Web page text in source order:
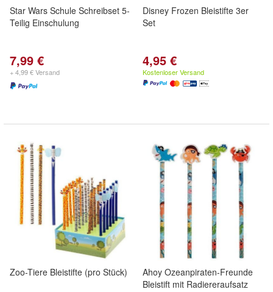
Star Wars Schule Schreibset 5-
Teilig Einschulung
7,99 €
+ 4,99 € Versand
Disney Frozen Bleistifte 3er
Set
4,95 €
Kostenloser Versand
Zoo-Tiere Bleistifte (pro Stück)
Ahoy Ozeanpiraten-Freunde
Bleistift mit Radiereraufsatz